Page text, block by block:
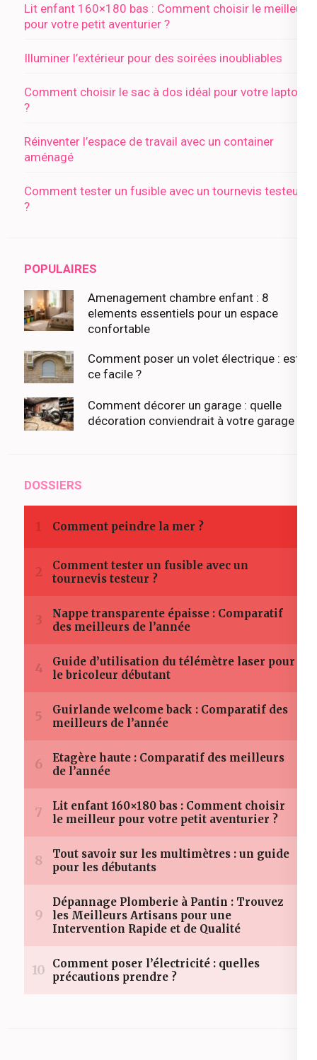
Lit enfant 160×180 bas : Comment choisir le meilleur
pour votre petit aventurier ?
Illuminer l’extérieur pour des soirées inoubliables
Comment choisir le sac à dos idéal pour votre laptop
?
Réinventer l’espace de travail avec un container
aménagé
Comment tester un fusible avec un tournevis testeur
?
POPULAIRES
Amenagement chambre enfant : 8
elements essentiels pour un espace
confortable
Comment poser un volet électrique : est-
ce facile ?
Comment décorer un garage : quelle
décoration conviendrait à votre garage ?
DOSSIERS